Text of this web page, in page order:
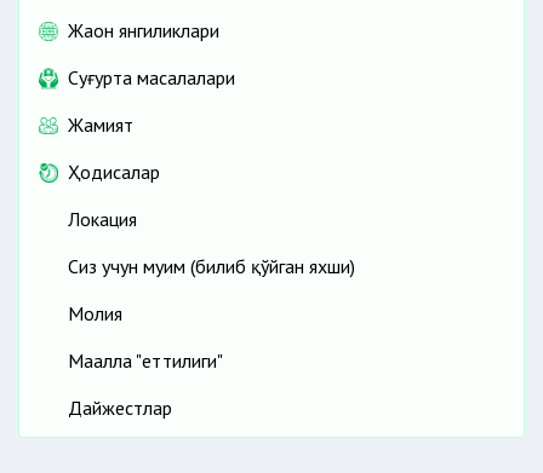
Жаҳон янгиликлари
Cуғурта масалалари
Жамият
Ҳодисалар
Локация
Сиз учун муҳим (билиб қўйган яхши)
Молия
Маҳалла "еттилиги"
Дайжестлар